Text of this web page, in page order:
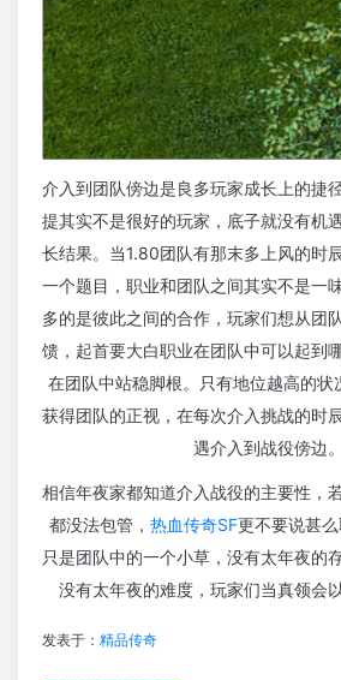
介入到团队傍边是良多玩家成长上的捷
提其实不是很好的玩家，底子就没有机
长结果。当1.80团队有那末多上风的时
一个题目，职业和团队之间其实不是一
多的是彼此之间的合作，玩家们想从团
馈，起首要大白职业在团队中可以起到
在团队中站稳脚根。只有地位越高的状
获得团队的正视，在每次介入挑战的时
遇介入到战役傍边。
相信年夜家都知道介入战役的主要性，
都没法包管， 热血传奇SF更不要说甚
只是团队中的一个小草，没有太年夜的
没有太年夜的难度，玩家们当真领会
发表于： 精品传奇